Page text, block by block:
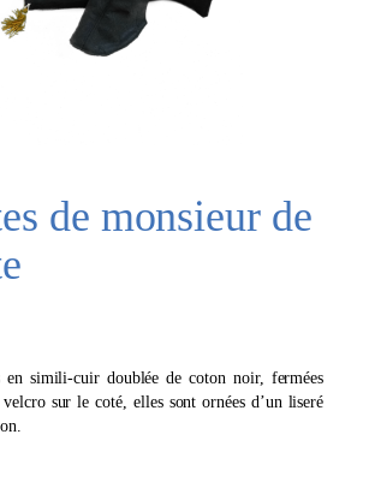
de monsieur de
en simili-cuir doublée de coton noir, fermées
velcro sur le coté, elles sont ornées d’un liseré